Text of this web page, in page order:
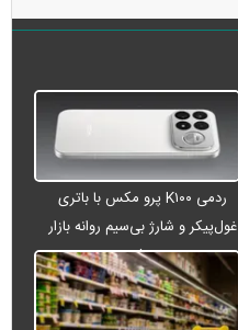
ردمی K۱۰۰ پرو مکس با باتری
غول‌پیکر و شارژ بی‌سیم روانه بازار
می‌شود